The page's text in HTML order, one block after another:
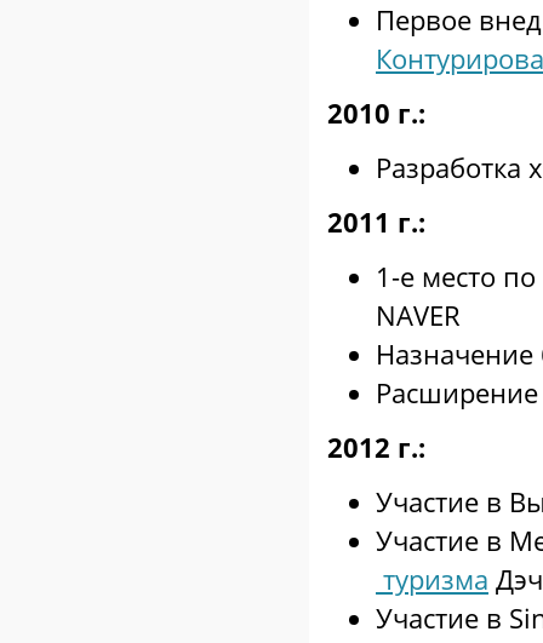
Первое
2010 г.:
Разработка
2011 г.:
1-е место
NAVER
Расширение
2012 г.:
Участие в
Участие в
туризма
Участие в